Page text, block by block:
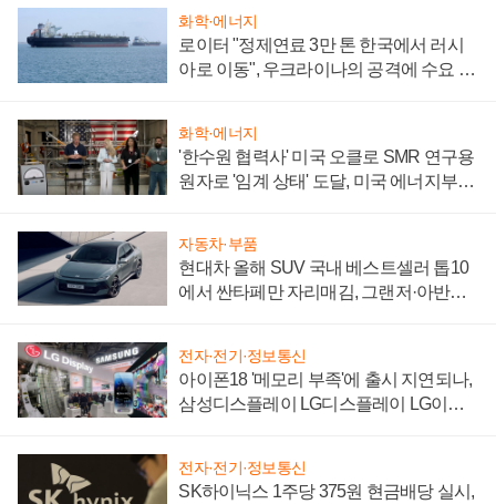
화학·에너지
로이터 "정제연료 3만 톤 한국에서 러시
아로 이동", 우크라이나의 공격에 수요 늘
화학·에너지
'한수원 협력사' 미국 오클로 SMR 연구용
원자로 '임계 상태' 도달, 미국 에너지부
자동차·부품
현대차 올해 SUV 국내 베스트셀러 톱10
에서 싼타페만 자리매김, 그랜저·아반떼
전자·전기·정보통신
아이폰18 '메모리 부족'에 출시 지연되나,
삼성디스플레이 LG디스플레이 LG이노
전자·전기·정보통신
SK하이닉스 1주당 375원 현금배당 실시,